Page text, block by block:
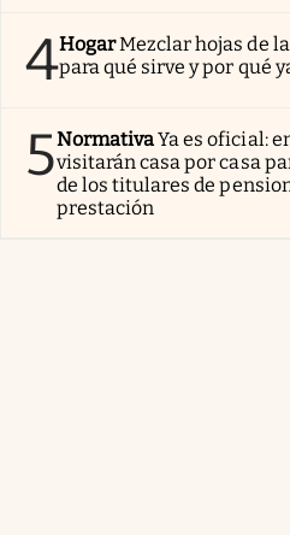
4HogarMezclar hojas de
para qué sirve y por qué
5NormativaYa es oficial:
visitarán casa por casa
de los titulares de
prestación